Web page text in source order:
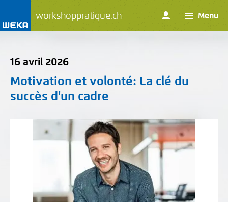
workshoppratique.ch Menu
16 avril 2026
Motivation et volonté: La clé du
succès d'un cadre